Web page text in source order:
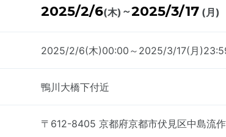
2025/2/6(木) ～2025/3/17 (月)
2025/2/6(木)00:00～2025/3/17(月
鴨川大橋下付近
〒612-8405 京都府京都市伏見区中島流